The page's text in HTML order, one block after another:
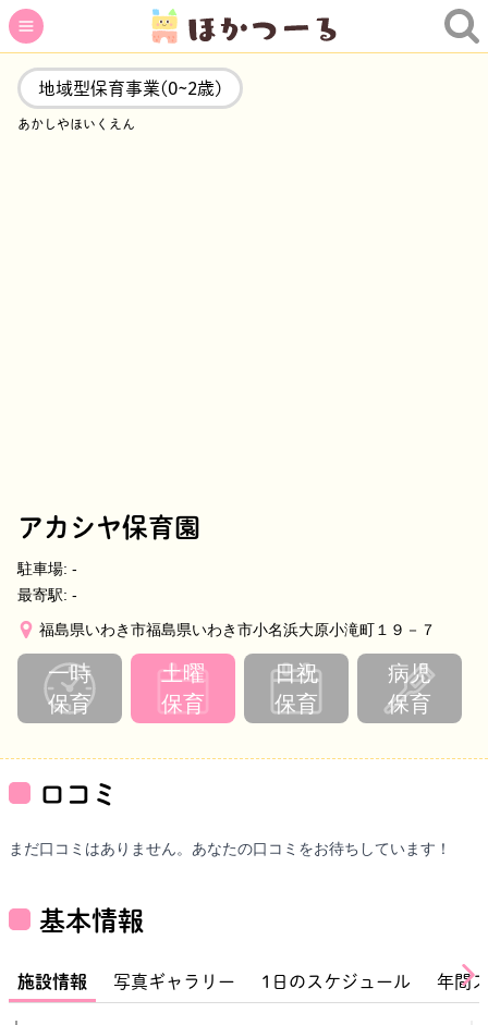
地域型保育事業(0~2歳)
あかしやほいくえん
アカシヤ保育園
駐車場: -
最寄駅: -
福島県いわき市福島県いわき市小名浜大原小滝町１９－７
一時
保育
土曜
保育
日祝
保育
病児
保育
口コミ
まだ口コミはありません。あなたの口コミをお待ちしています！
基本情報
施設情報 写真ギャラリー 1日のスケジュール 年間